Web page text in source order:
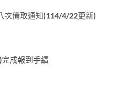
次備取通知(114/4/22更新)
成報到手續